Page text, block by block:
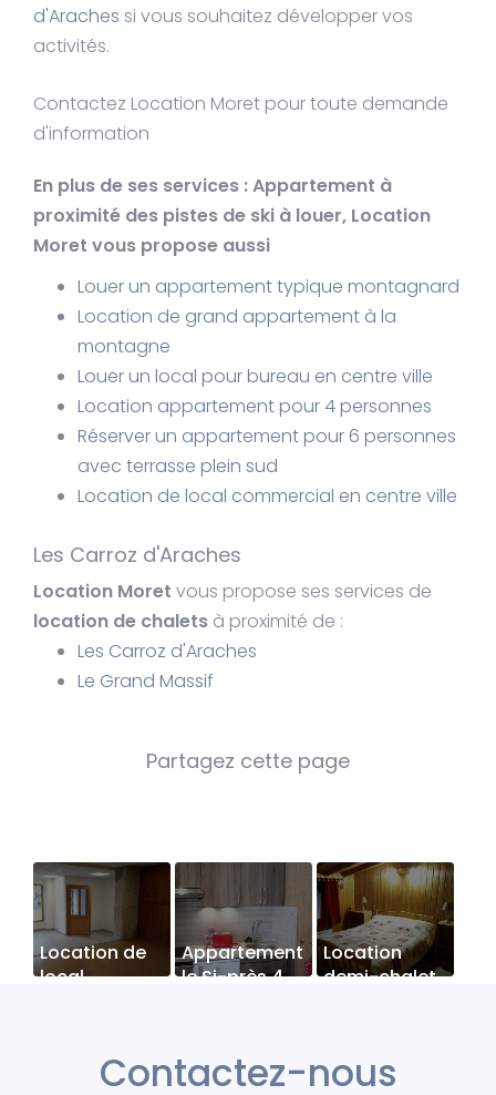
d'Araches si vous souhaitez développer vos
activités.
Contactez Location Moret pour toute demande
d'information
En plus de ses services :Appartement à
proximité des pistes de ski à louer, Location
Moret vous propose aussi
Louer un appartement typique montagnard
Location de grand appartement à la
montagne
Louer un local pour bureau en centre ville
Location appartement pour 4 personnes
Réserver un appartement pour 6 personnes
avec terrasse plein sud
Location de local commercial en centre ville
Les Carroz d'Araches
Location Moret vous propose ses services de
location de chalets à proximité de :
Les Carroz d'Araches
Le Grand Massif
Location de
local
Appartement
le Si-près 4
Location
demi-chalet
Contactez-nous